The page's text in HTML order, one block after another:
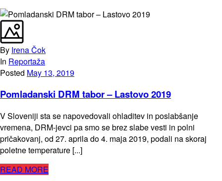
By Irena Čok
In Reportaža
Posted May 13, 2019
Pomladanski DRM tabor – Lastovo 2019
V Sloveniji sta se napovedovali ohladitev in poslabšanje
vremena, DRM-jevci pa smo se brez slabe vesti in polni
pričakovanj, od 27. aprila do 4. maja 2019, podali na skoraj
poletne temperature [...]
READ MORE